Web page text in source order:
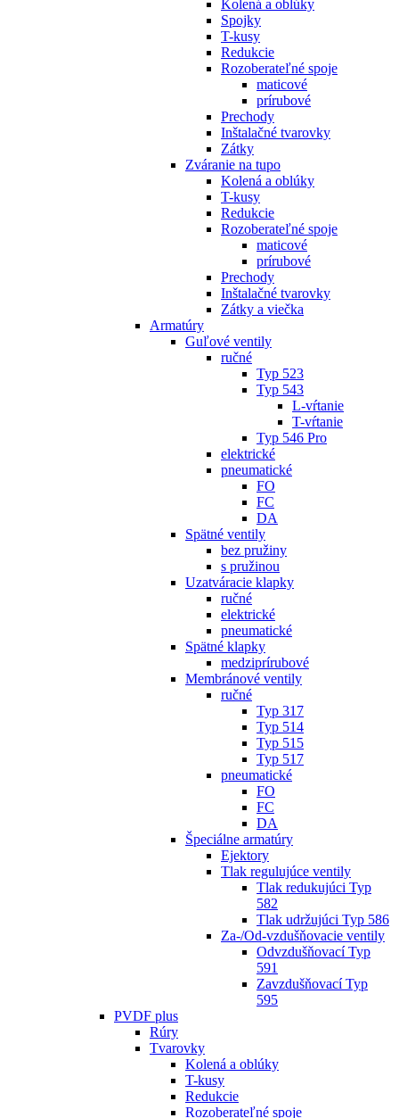
Kolená a oblúky
Spojky
T-kusy
Redukcie
Rozoberateľné spoje
maticové
prírubové
Prechody
Inštalačné tvarovky
Zátky
Zváranie na tupo
Kolená a oblúky
T-kusy
Redukcie
Rozoberateľné spoje
maticové
prírubové
Prechody
Inštalačné tvarovky
Zátky a viečka
Armatúry
Guľové ventily
ručné
Typ 523
Typ 543
L-vŕtanie
T-vŕtanie
Typ 546 Pro
elektrické
pneumatické
FO
FC
DA
Spätné ventily
bez pružiny
s pružinou
Uzatváracie klapky
ručné
elektrické
pneumatické
Spätné klapky
medziprírubové
Membránové ventily
ručné
Typ 317
Typ 514
Typ 515
Typ 517
pneumatické
FO
FC
DA
Špeciálne armatúry
Ejektory
Tlak regulujúce ventily
Tlak redukujúci Typ
582
Tlak udržujúci Typ 586
Za-/Od-vzdušňovacie ventily
Odvzdušňovací Typ
591
Zavzdušňovací Typ
595
PVDF plus
Rúry
Tvarovky
Kolená a oblúky
T-kusy
Redukcie
Rozoberateľné spoje